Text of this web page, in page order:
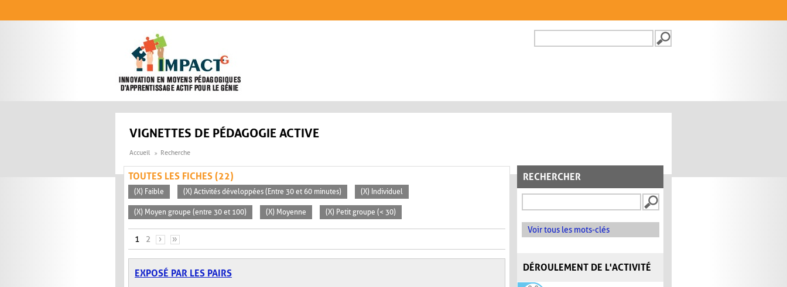
FORMULAIRE DE
VIGNETTES DE PÉDAGOGIE ACTIVE
Accueil Recherche
RECHERCHER
Voir tous les mots-clés
DÉROULEMENT DE L'ACTIVITÉ
TOUTES LES FICHES (22)
(X) Faible (X) Activités développées (Entre 30 et 60 minutes) (X) Individuel
(X) Moyen groupe (entre 30 et 100) (X) Moyenne (X) Petit groupe (< 30)
PAGES
1 2 › »
EXPOSÉ PAR LES PAIRS